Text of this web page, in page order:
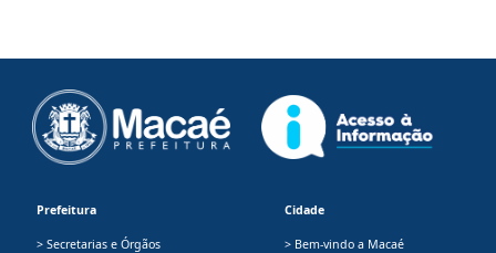
Prefeitura
> Secretarias e Órgãos
Cidade
> Bem-vindo a Macaé